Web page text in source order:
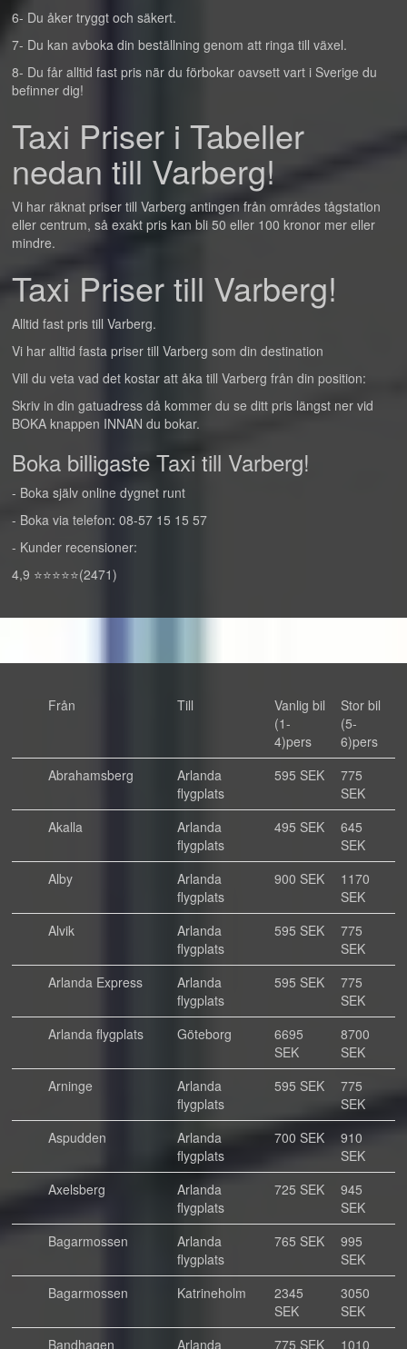
6- Du åker tryggt och säkert.
7- Du kan avboka din beställning genom att ringa till växel.
8- Du får alltid fast pris när du förbokar oavsett vart i Sverige du
befinner dig!
Taxi Priser i Tabeller
nedan till Varberg!
Vi har räknat priser till Varberg antingen från områdes tågstation
eller centrum, så exakt pris kan bli 50 eller 100 kronor mer eller
mindre.
Taxi Priser till Varberg!
Alltid fast pris till Varberg.
Vi har alltid fasta priser till Varberg som din destination
Vill du veta vad det kostar att åka till Varberg från din position:
Skriv in din gatuadress då kommer du se ditt pris längst ner vid
BOKA knappen INNAN du bokar.
Boka billigaste Taxi till Varberg!
- Boka själv online dygnet runt
- Boka via telefon: 08-57 15 15 57
- Kunder recensioner:
4,9 ⭐⭐⭐⭐⭐(2471)
Från Till
Vanlig bil
(1-
4)pers
Stor bil
(5-
6)pers
Abrahamsberg
Arlanda
flygplats
595 SEK
775
SEK
Akalla
Arlanda
flygplats
495 SEK
645
SEK
Alby
Arlanda
flygplats
900 SEK
1170
SEK
Alvik
Arlanda
flygplats
595 SEK
775
SEK
Arlanda Express
Arlanda
flygplats
595 SEK
775
SEK
Arlanda flygplats
Göteborg
6695
SEK
8700
SEK
Arninge
Arlanda
flygplats
595 SEK
775
SEK
Aspudden
Arlanda
flygplats
700 SEK
910
SEK
Axelsberg
Arlanda
flygplats
725 SEK
945
SEK
Bagarmossen
Arlanda
flygplats
765 SEK
995
SEK
Bagarmossen
Katrineholm
2345
SEK
3050
SEK
Bandhagen
Arlanda 775 SEK 1010